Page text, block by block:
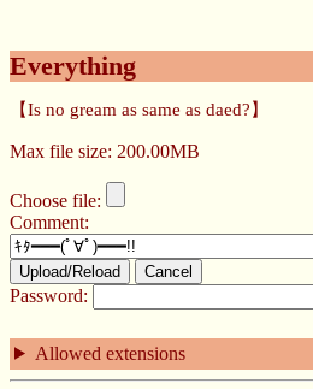
Everything
【Is no gream as same as daed?】
Max file size: 200.00MB
Choose file:
Comment:
Upload/Reload Cancel
Password:
Allowed extensions